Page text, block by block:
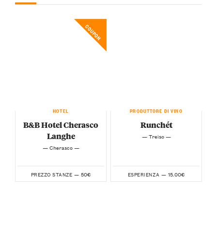
COUPON
HOTEL
B&B Hotel Cherasco
Langhe
— Cherasco —
PREZZO STANZE — 50€
PRODUTTORE DI VINO
Runchét
— Treiso —
ESPERIENZA — 15.00€